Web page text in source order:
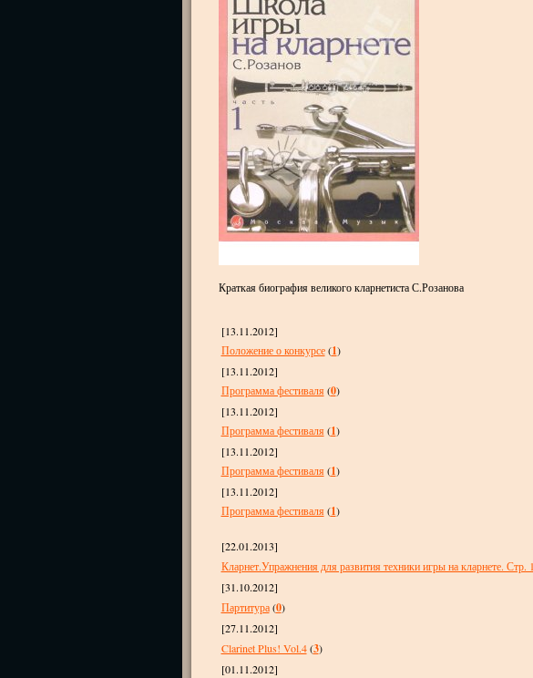
Краткая биография великого кларнетиста С.Розанова
[13.11.2012]
Положение о конкурсе (1)
[13.11.2012]
Программа фестиваля (0)
[13.11.2012]
Программа фестиваля (1)
[13.11.2012]
Программа фестиваля (1)
[13.11.2012]
Программа фестиваля (1)
[22.01.2013]
Кларнет.Упражнения для развития техники игры на кларнете. Стр.
[31.10.2012]
Партитура (0)
[27.11.2012]
Clarinet Plus! Vol.4 (3)
[01.11.2012]